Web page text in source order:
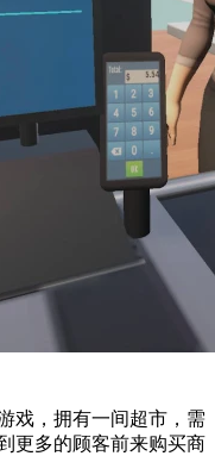
戏，拥有一间超市，需
更多的顾客前来购买商